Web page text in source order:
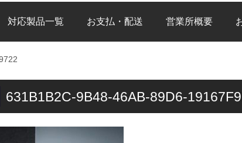
対応製品一覧 お支払・配送 営業所概要
631B1B2C-9B48-46AB-89D6-